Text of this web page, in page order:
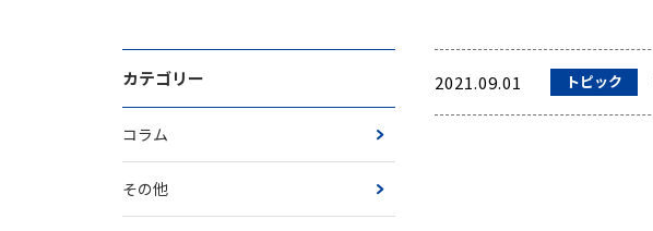
カテゴリー
コラム
その他
2021.09.01 トピック